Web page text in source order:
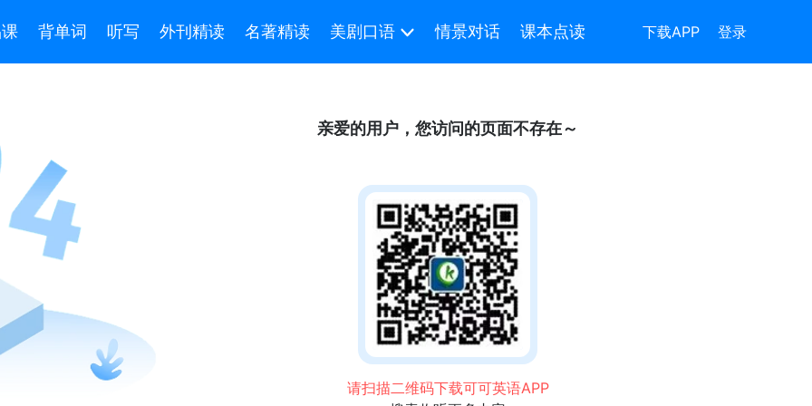
背单词 听写 外刊精读 名著精读 美剧口语 情景对话 课本点读 下载APP 登录
亲爱的用户，您访问的页面不存在～
请扫描二维码下载可可英语APP